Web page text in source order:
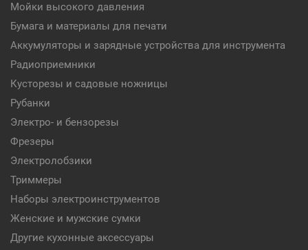
Мойки высокого давления
Бумага и материалы для печати
Аккумуляторы и зарядные устройства для инструмента
Радиоприемники
Кусторезы и садовые ножницы
Рубанки
Электро- и бензорезы
Фрезеры
Электролобзики
Триммеры
Наборы электроинструментов
Женские и мужские сумки
Другие кухонные аксессуары